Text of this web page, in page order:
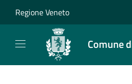
Regione Veneto
Comune